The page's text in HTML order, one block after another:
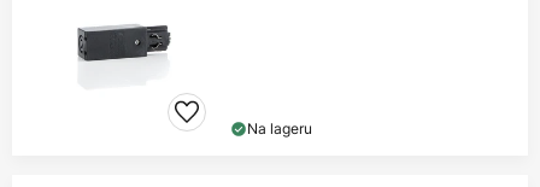
Na lageru